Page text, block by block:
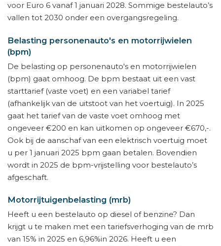
voor Euro 6 vanaf 1 januari 2028. Sommige bestelauto’s
vallen tot 2030 onder een overgangsregeling.
Belasting personenauto's en motorrijwielen
(bpm)
De belasting op personenauto's en motorrijwielen
(bpm) gaat omhoog. De bpm bestaat uit een vast
starttarief (vaste voet) en een variabel tarief
(afhankelijk van de uitstoot van het voertuig). In 2025
gaat het tarief van de vaste voet omhoog met
ongeveer €200 en kan uitkomen op ongeveer €670,-.
Ook bij de aanschaf van een elektrisch voertuig moet
u per 1 januari 2025 bpm gaan betalen. Bovendien
wordt in 2025 de bpm-vrijstelling voor bestelauto’s
afgeschaft.
Motorrijtuigenbelasting (mrb)
Heeft u een bestelauto op diesel of benzine? Dan
krijgt u te maken met een tariefsverhoging van de mrb
van 15% in 2025 en 6,96%in 2026. Heeft u een